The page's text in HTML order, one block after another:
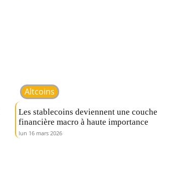
Altcoins
Les stablecoins deviennent une couche
financière macro à haute importance
lun 16 mars 2026